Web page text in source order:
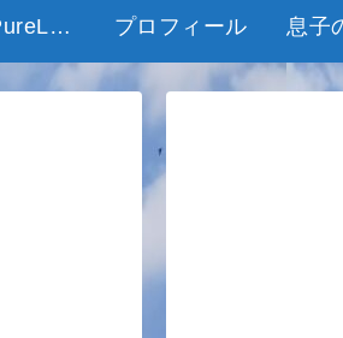
line家族会☆PureLight☆ プロフィール